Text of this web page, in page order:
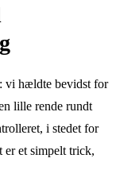
vi hældte bevidst for
lille rende rundt
i stedet for
er et simpelt trick,